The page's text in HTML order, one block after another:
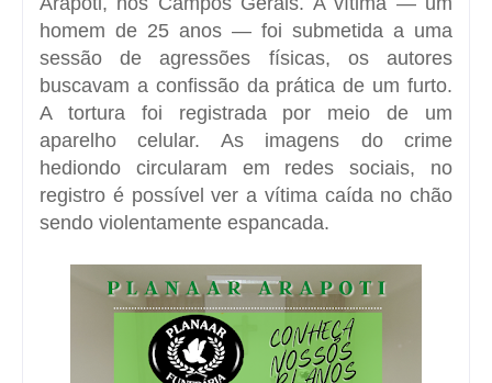
homem de 25 anos — foi submetida a uma
sessão de agressões físicas, os autores
buscavam a confissão da prática de um furto.
A tortura foi registrada por meio de um
aparelho celular. As imagens do crime
hediondo circularam em redes sociais, no
registro é possível ver a vítima caída no chão
sendo violentamente espancada.